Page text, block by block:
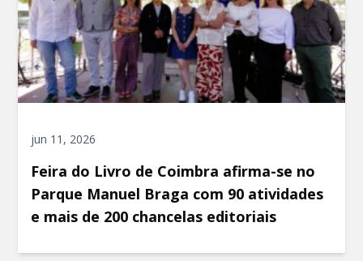
jun 11, 2026
Feira do Livro de Coimbra afirma-se no
Parque Manuel Braga com 90 atividades
e mais de 200 chancelas editoriais